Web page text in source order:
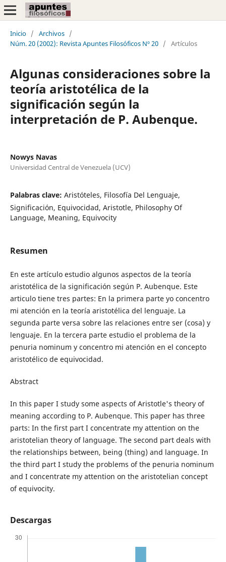
Inicio / Archivos /
Núm. 20 (2002): Revista Apuntes Filosóficos Nº 20 / Artículos
Algunas consideraciones sobre la
teoría aristotélica de la
significación según la
interpretación de P. Aubenque.
Nowys Navas
Universidad Central de Venezuela (UCV)
Palabras clave: Aristóteles, Filosofía Del Lenguaje,
Significación, Equivocidad, Aristotle, Philosophy Of
Language, Meaning, Equivocity
Resumen
En este artículo estudio algunos aspectos de la teoría
aristotélica de la significación según P. Aubenque. Este
articulo tiene tres partes: En la primera parte yo concentro
mi atención en la teoría aristotélica del lenguaje. La
segunda parte versa sobre las relaciones entre ser (cosa) y
lenguaje. En la tercera parte estudio el problema de la
penuria nominum y concentro mi atención en el concepto
aristotélico de equivocidad.
Abstract
In this paper I study some aspects of Aristotle's theory of
meaning according to P. Aubenque. This paper has three
parts: In the first part I concentrate my attention on the
aristotelian theory of language. The second part deals with
the relationships between, being (thing) and language. In
the third part I study the problems of the penuria nominum
and I concentrate my attention on the aristotelian concept
of equivocity.
Descargas